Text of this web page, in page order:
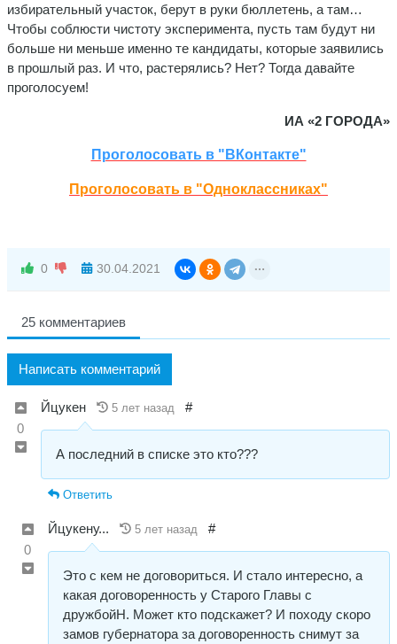
избирательный участок, берут в руки бюллетень, а там…
Чтобы соблюсти чистоту эксперимента, пусть там будут ни
больше ни меньше именно те кандидаты, которые заявились
в прошлый раз. И что, растерялись? Нет? Тогда давайте
проголосуем!
ИА «2 ГОРОДА»
Проголосовать в "ВКонтакте"
Проголосовать в "Одноклассниках"
0 30.04.2021
25 комментариев
Написать комментарий
0
Йцукен 5 лет назад #
А последний в списке это кто???
Ответить
0
Йцукену... 5 лет назад #
Это с кем не договориться. И стало интересно, а
какая договоренность у Старого Главы с
дружбойН. Может кто подскажет? И походу скоро
замов губернатора за договоренность снимут за